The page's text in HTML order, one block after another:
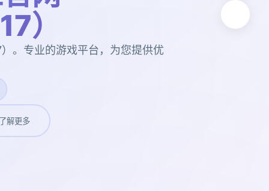
）
。专业的游戏平台，为您提供优
解更多